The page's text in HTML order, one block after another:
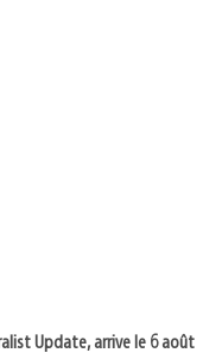
Update, arrive le 6 août